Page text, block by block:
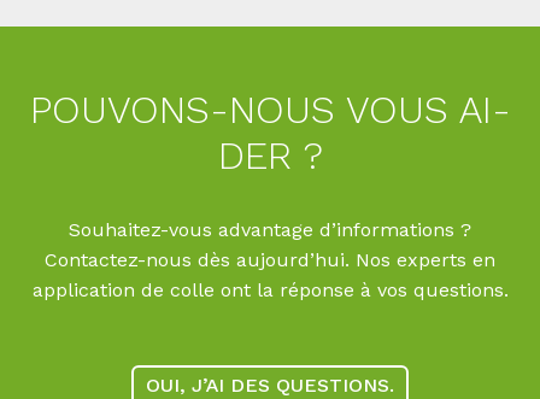
POU­VONS-NOUS VOUS AI­
DER ?
Souhaitez-vous advantage d’informations ?
Contactez-nous dès aujourd’hui. Nos experts en
application de colle ont la réponse à vos questions.
OUI, J’AI DES QUESTIONS.